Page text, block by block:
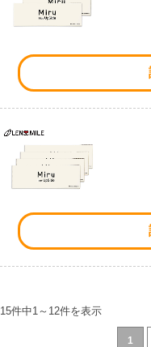
15件中1 ～ 12件を表示
1